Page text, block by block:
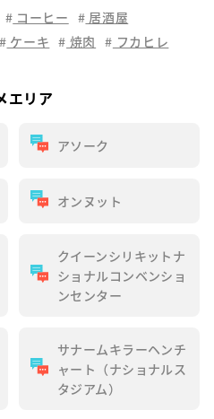
コーヒー
居酒屋
ケーキ 焼肉 フカヒレ
エリア
アソーク
オンヌット
クイーンシリキットナ
ショナルコンベンショ
ンセンター
サナームキラーヘンチ
ャート（ナショナルス
タジアム）